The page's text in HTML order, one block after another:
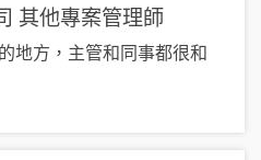
其他專案管理師
地方，主管和同事都很和